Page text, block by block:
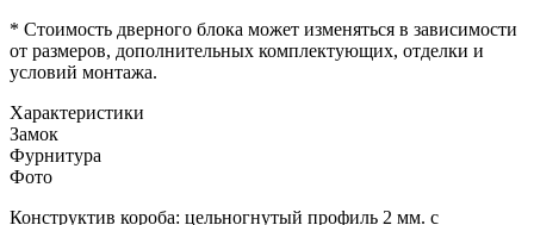
* Стоимость дверного блока может изменяться в зависимости
от размеров, дополнительных комплектующих, отделки и
условий монтажа.
Характеристики
Замок
Фурнитура
Фото
Конструктив короба: цельногнутый профиль 2 мм. с